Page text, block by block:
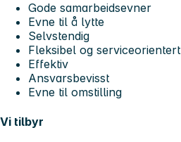
Gode samarbeidsevner
Evne til å lytte
Selvstendig
Fleksibel og serviceorientert
Effektiv
Ansvarsbevisst
Evne til omstilling
Vi tilbyr